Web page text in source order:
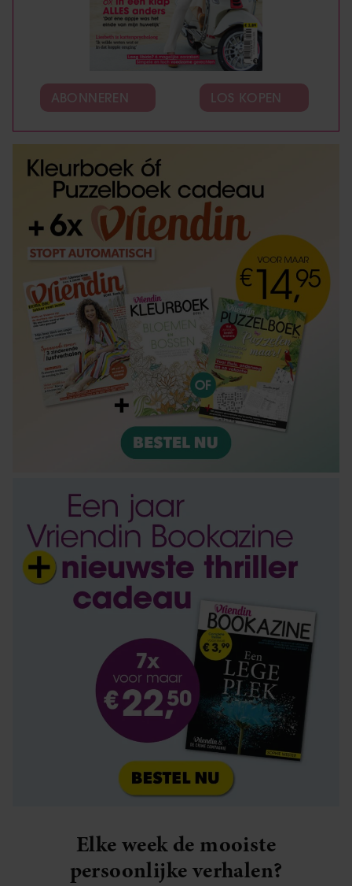
ABONNEREN LOS KOPEN
Elke week de mooiste
persoonlijke verhalen?